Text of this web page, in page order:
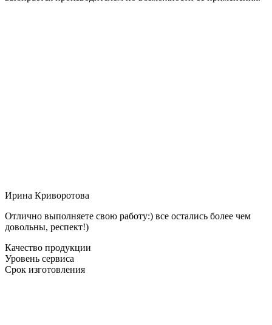
Ирина Криворотова
Отлично выполняете свою работу:) все остались более чем
довольны, респект!)
Качество продукции
Уровень сервиса
Срок изготовления